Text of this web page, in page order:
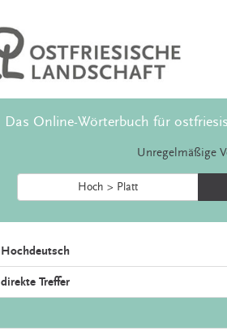
Das Online-Wörterbuch für
Unregelmäßige
Hoch > Platt
Hochdeutsch
direkte Treffer